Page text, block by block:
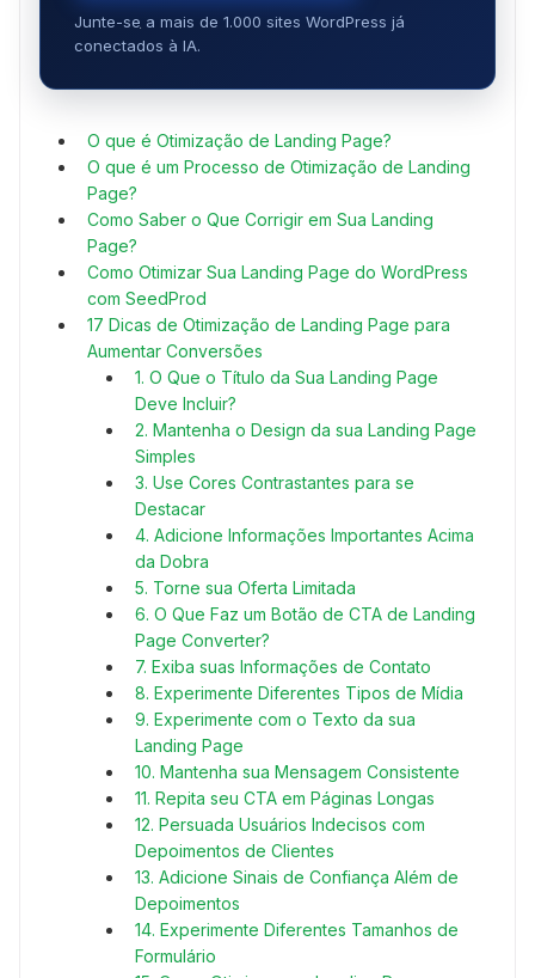
Junte-se a mais de 1.000 sites WordPress já
conectados à IA.
O que é Otimização de Landing Page?
O que é um Processo de Otimização de Landing
Page?
Como Saber o Que Corrigir em Sua Landing
Page?
Como Otimizar Sua Landing Page do WordPress
com SeedProd
17 Dicas de Otimização de Landing Page para
Aumentar Conversões
1. O Que o Título da Sua Landing Page
Deve Incluir?
2. Mantenha o Design da sua Landing Page
Simples
3. Use Cores Contrastantes para se
Destacar
4. Adicione Informações Importantes Acima
da Dobra
5. Torne sua Oferta Limitada
6. O Que Faz um Botão de CTA de Landing
Page Converter?
7. Exiba suas Informações de Contato
8. Experimente Diferentes Tipos de Mídia
9. Experimente com o Texto da sua
Landing Page
10. Mantenha sua Mensagem Consistente
11. Repita seu CTA em Páginas Longas
12. Persuada Usuários Indecisos com
Depoimentos de Clientes
13. Adicione Sinais de Confiança Além de
Depoimentos
14. Experimente Diferentes Tamanhos de
Formulário